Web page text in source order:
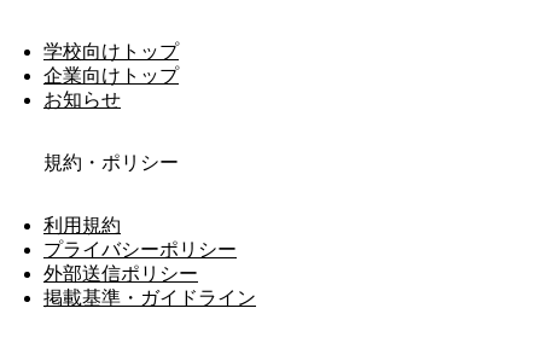
学校向けトップ
企業向けトップ
お知らせ
規約・ポリシー
利用規約
プライバシーポリシー
外部送信ポリシー
掲載基準・ガイドライン